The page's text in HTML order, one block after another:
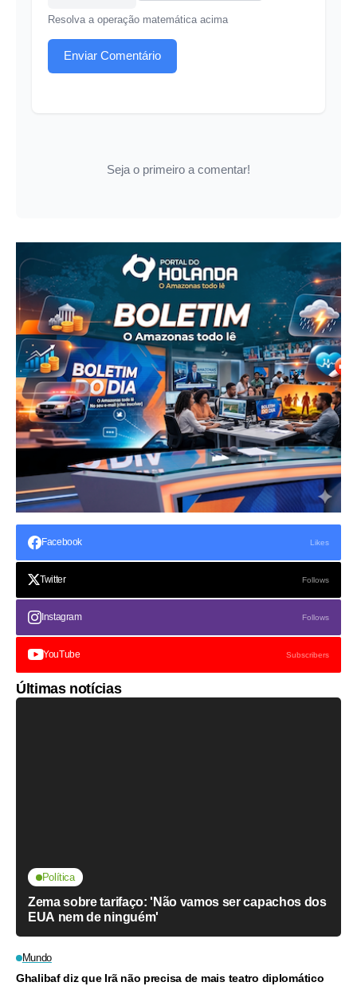
Resolva a operação matemática acima
Enviar Comentário
Seja o primeiro a comentar!
Facebook Likes
Twitter Follows
Instagram Follows
YouTube Subscribers
Últimas notícias
Política
Zema sobre tarifaço: 'Não vamos ser capachos dos
EUA nem de ninguém'
Mundo
Ghalibaf diz que Irã não precisa de mais teatro diplomático